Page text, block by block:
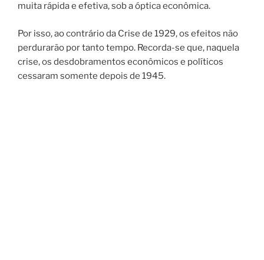
muita rápida e efetiva, sob a óptica econômica.
Por isso, ao contrário da Crise de 1929, os efeitos não
perdurarão por tanto tempo. Recorda-se que, naquela
crise, os desdobramentos econômicos e políticos
cessaram somente depois de 1945.